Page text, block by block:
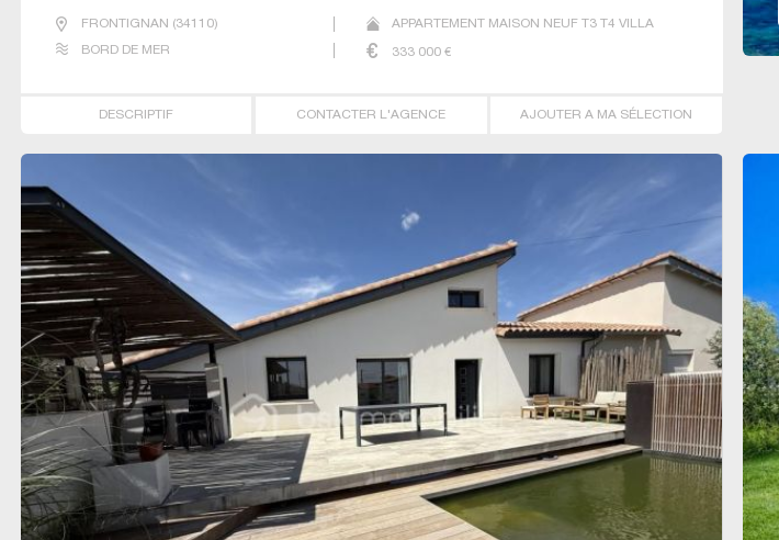
FRONTIGNAN (34110) APPARTEMENT MAISON NEUF T3 T4 VILLA
BORD DE MER 333 000€
DESCRIPTIF CONTACTER L'AGENCE AJOUTER A MA SÉLECTION